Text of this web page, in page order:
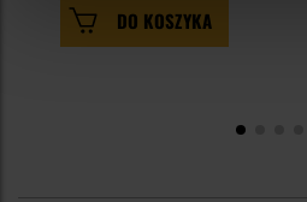
DO KOSZYKA